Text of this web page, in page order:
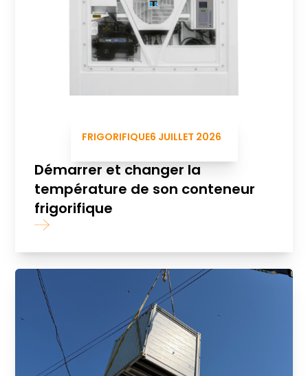
FRIGORIFIQUE6 JUILLET 2026
Démarrer et changer la
température de son conteneur
frigorifique